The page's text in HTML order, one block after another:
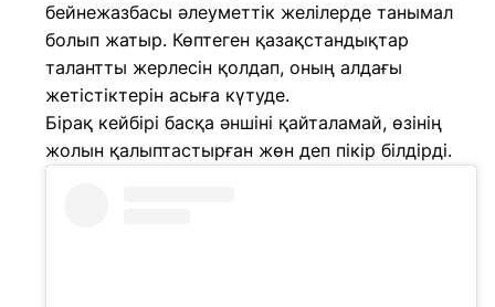
бейнежазбасы әлеуметтік желілерде танымал
болып жатыр. Көптеген қазақстандықтар
талантты жерлесін қолдап, оның алдағы
жетістіктерін асыға күтуде.
Бірақ кейбірі басқа әншіні қайталамай, өзінің
жолын қалыптастырған жөн деп пікір білдірді.